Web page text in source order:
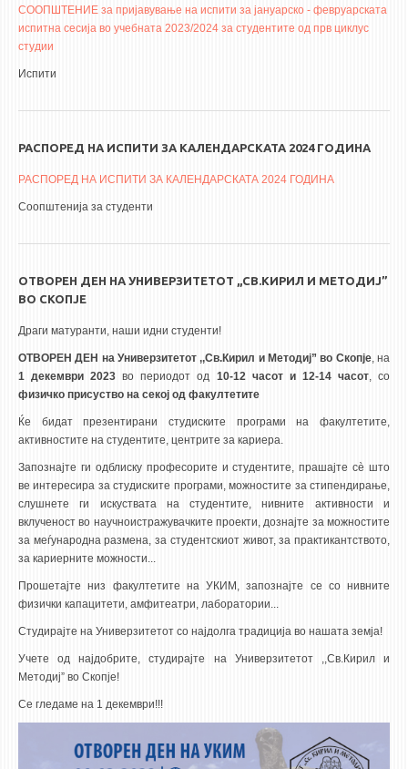
СООПШТЕНИЕ за пријавување на испити за јануарско - февруарската
испитна сесија во учебната 2023/2024 за студентите од прв циклус
студии
Испити
РАСПОРЕД НА ИСПИТИ ЗА КАЛЕНДАРСКАТА 2024 ГОДИНА
РАСПОРЕД НА ИСПИТИ ЗА КАЛЕНДАРСКАТА 2024 ГОДИНА
Соопштенија за студенти
ОТВОРЕН ДЕН НА УНИВЕРЗИТЕТОТ ,,СВ.КИРИЛ И МЕТОДИЈ”
ВО СКОПЈЕ
Драги матуранти, наши идни студенти!
ОТВОРЕН ДЕН на Универзитетот ,,Св.Кирил и Методиј” во Скопје, на
1 декември 2023 во периодот од 10-12 часот и 12-14 часот, со
физичко присуство на секој од факултетите
Ќе бидат презентирани студиските програми на факултетите,
активностите на студентите, центрите за кариера.
Запознајте ги одблиску професорите и студентите, прашајте сè што
ве интересира за студиските програми, можностите за стипендирање,
слушнете ги искуствата на студентите, нивните активности и
вклученост во научноистражувачките проекти, дознајте за можностите
за меѓународна размена, за студентскиот живот, за практикантството,
за кариерните можности...
Прошетајте низ факултетите на УКИМ, запознајте се со нивните
физички капацитети, амфитеатри, лаборатории...
Студирајте на Универзитетот со најдолга традиција во нашата земја!
Учете од најдобрите, студирајте на Универзитетот ,,Св.Кирил и
Методиј” во Скопје!
Се гледаме на 1 декември!!!